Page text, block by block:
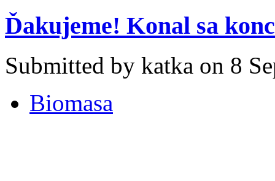
Ďakujeme! Konal sa
Submitted by katka on 8
Biomasa